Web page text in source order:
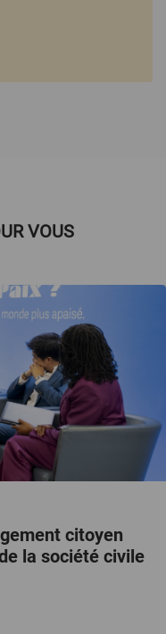
VOUS
citoyen
la société civile